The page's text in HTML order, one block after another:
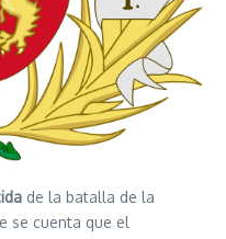
de la batalla de la
se cuenta que el